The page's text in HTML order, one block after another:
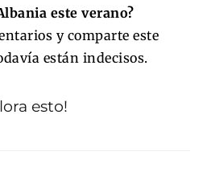
este verano?
y comparte este
están indecisos.
esto!